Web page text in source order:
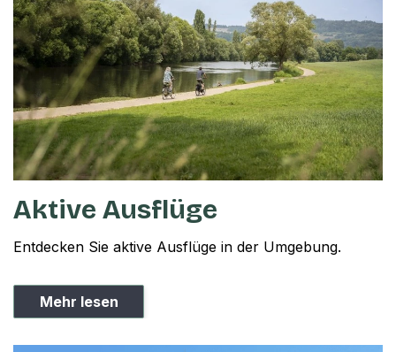
Aktive Ausflüge
Entdecken Sie aktive Ausflüge in der Umgebung.
Mehr lesen